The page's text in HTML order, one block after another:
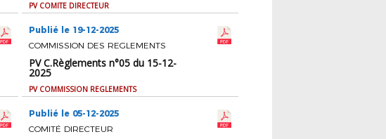
PV COMITE DIRECTEUR
Publié le 19-12-2025
COMMISSION DES REGLEMENTS
PV C.Règlements n°05 du 15-12-
2025
PV COMMISSION REGLEMENTS
Publié le 05-12-2025
COMITÉ DIRECTEUR